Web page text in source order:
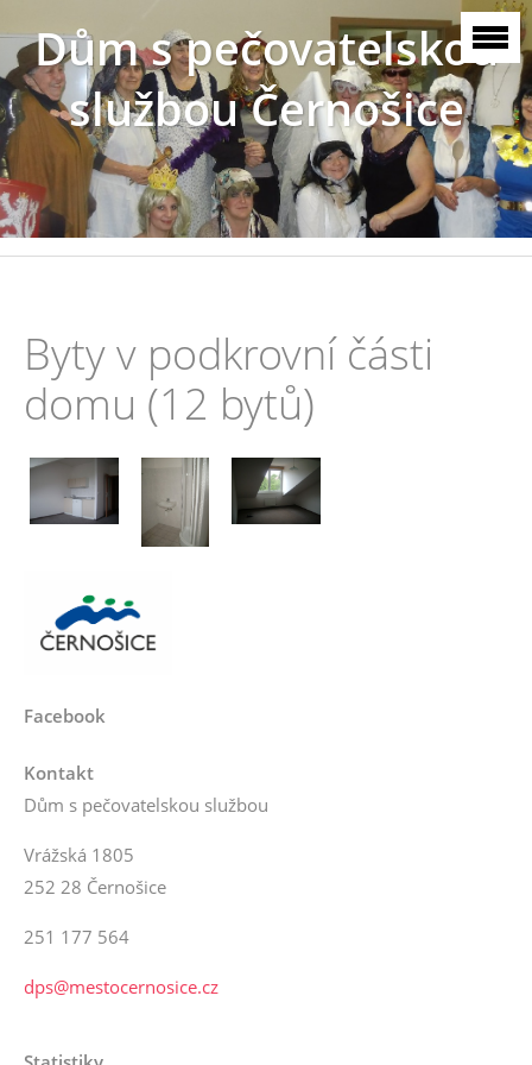
Dům s pečovatelskou
službou Černošice
Byty v podkrovní části
domu (12 bytů)
Facebook
Kontakt
Dům s pečovatelskou službou
Vrážská 1805
252 28 Černošice
251 177 564
dps@mestocernosice.cz